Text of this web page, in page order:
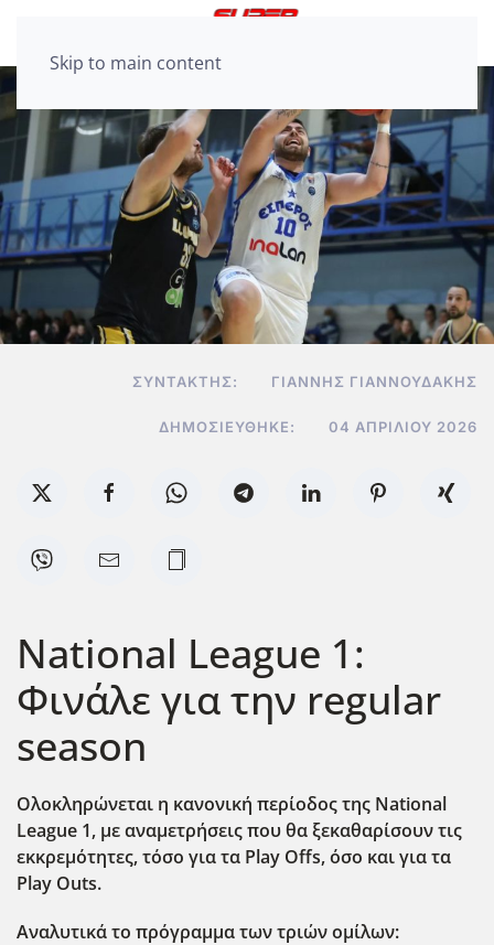
Skip to main content
ΣΥΝΤΆΚΤΗΣ: ΓΙΆΝΝΗΣ ΓΙΑΝΝΟΥΔΆΚΗΣ
ΔΗΜΟΣΙΕΎΘΗΚΕ: 04 ΑΠΡΙΛΊΟΥ 2026
National League 1:
Φινάλε για την regular
season
Ολοκληρώνεται η κανονική περίοδος της National
League 1, με αναμετρήσεις που θα ξεκαθαρίσουν τις
εκκρεμότητες, τόσο για τα Play Offs, όσο και για τα
Play Outs.
Αναλυτικά το πρόγραμμα των τριών ομίλων: